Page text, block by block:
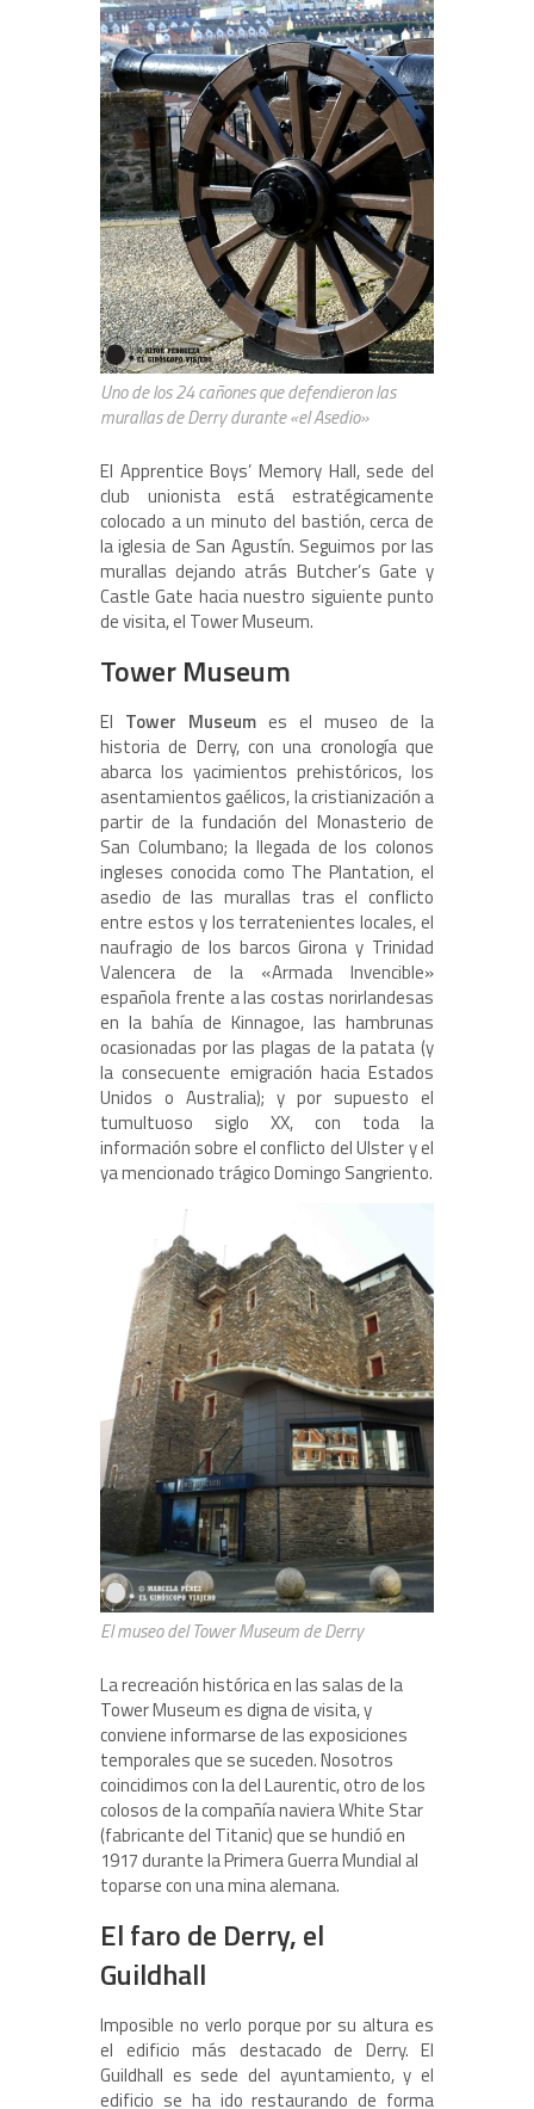
Uno de los 24 cañones que defendieron las
murallas de Derry durante «el Asedio»
El Apprentice Boys’ Memory Hall, sede del
club unionista está estratégicamente
colocado a un minuto del bastión, cerca de
la iglesia de San Agustín. Seguimos por las
murallas dejando atrás Butcher’s Gate y
Castle Gate hacia nuestro siguiente punto
de visita, el Tower Museum.
Tower Museum
El Tower Museum es el museo de la
historia de Derry, con una cronología que
abarca los yacimientos prehistóricos, los
asentamientos gaélicos, la cristianización a
partir de la fundación del Monasterio de
San Columbano; la llegada de los colonos
ingleses conocida como The Plantation, el
asedio de las murallas tras el conflicto
entre estos y los terratenientes locales, el
naufragio de los barcos Girona y Trinidad
Valencera de la «Armada Invencible»
española frente a las costas norirlandesas
en la bahía de Kinnagoe, las hambrunas
ocasionadas por las plagas de la patata (y
la consecuente emigración hacia Estados
Unidos o Australia); y por supuesto el
tumultuoso siglo XX, con toda la
información sobre el conflicto del Ulster y el
ya mencionado trágico Domingo Sangriento.
El museo del Tower Museum de Derry
La recreación histórica en las salas de la
Tower Museum es digna de visita, y
conviene informarse de las exposiciones
temporales que se suceden. Nosotros
coincidimos con la del Laurentic, otro de los
colosos de la compañía naviera White Star
(fabricante del Titanic) que se hundió en
1917 durante la Primera Guerra Mundial al
toparse con una mina alemana.
El faro de Derry, el
Guildhall
Imposible no verlo porque por su altura es
el edificio más destacado de Derry. El
Guildhall es sede del ayuntamiento, y el
edificio se ha ido restaurando de forma